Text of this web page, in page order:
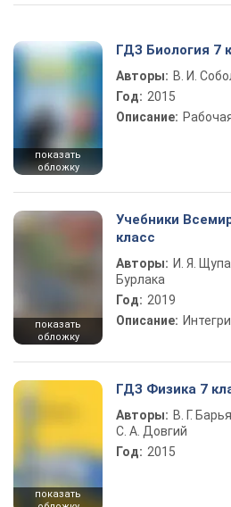
показать
обложку
ГДЗ Биология 7
Авторы: В. И.
Год: 2015
Описание:
показать
обложку
Учебники
класс
Авторы: И. Я.
Бурлака
Год: 2019
Описание:
показать
ГДЗ Физика 7
Авторы: В. Г.
С. А. Довгий
Год: 2015